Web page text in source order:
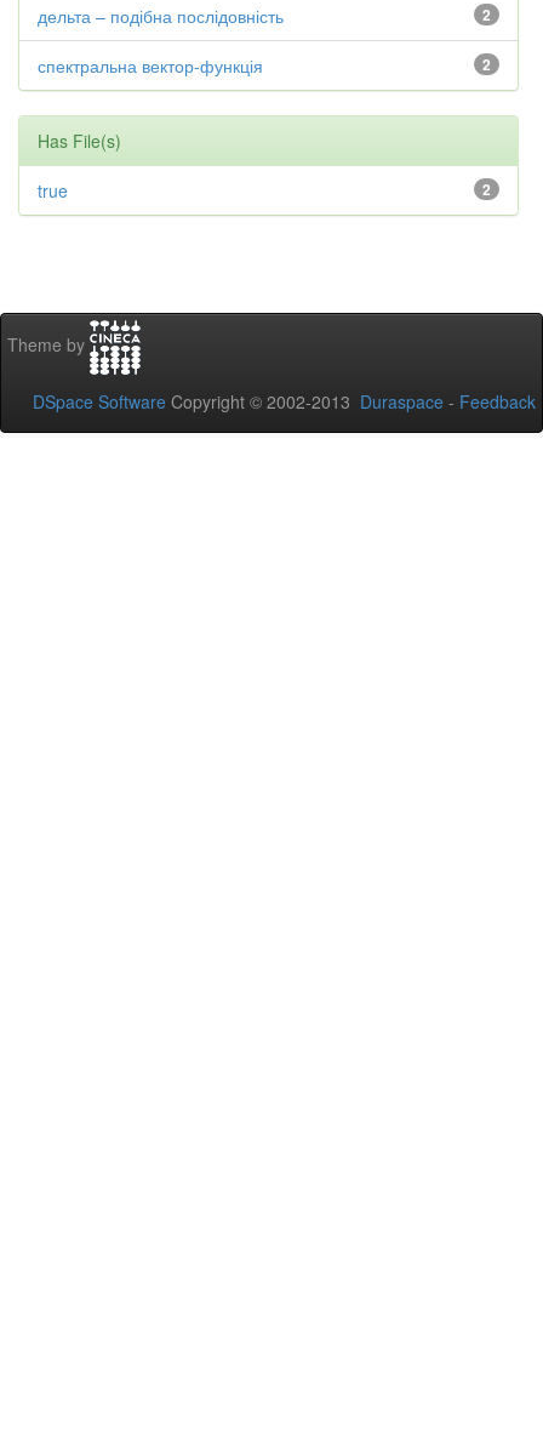
2
дельта – подібна послідовність
2
спектральна вектор-функція
Has File(s)
2
true
Theme by
DSpace Software Copyright © 2002-2013 Duraspace - Feedback